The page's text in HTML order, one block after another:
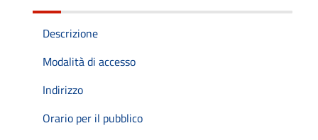
Descrizione
Modalità di accesso
Indirizzo
Orario per il pubblico